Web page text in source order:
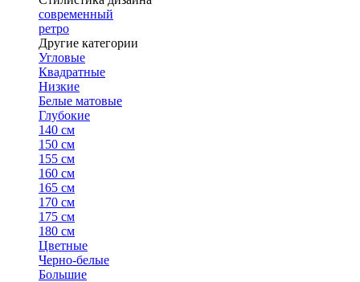
современный
ретро
Другие категории
Угловые
Квадратные
Низкие
Белые матовые
Глубокие
140 см
150 см
155 см
160 см
165 см
170 см
175 см
180 см
Цветные
Черно-белые
Большие